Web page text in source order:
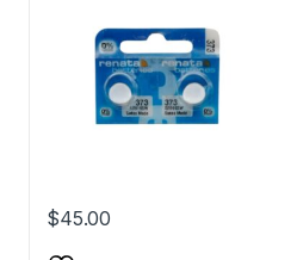
$45.00